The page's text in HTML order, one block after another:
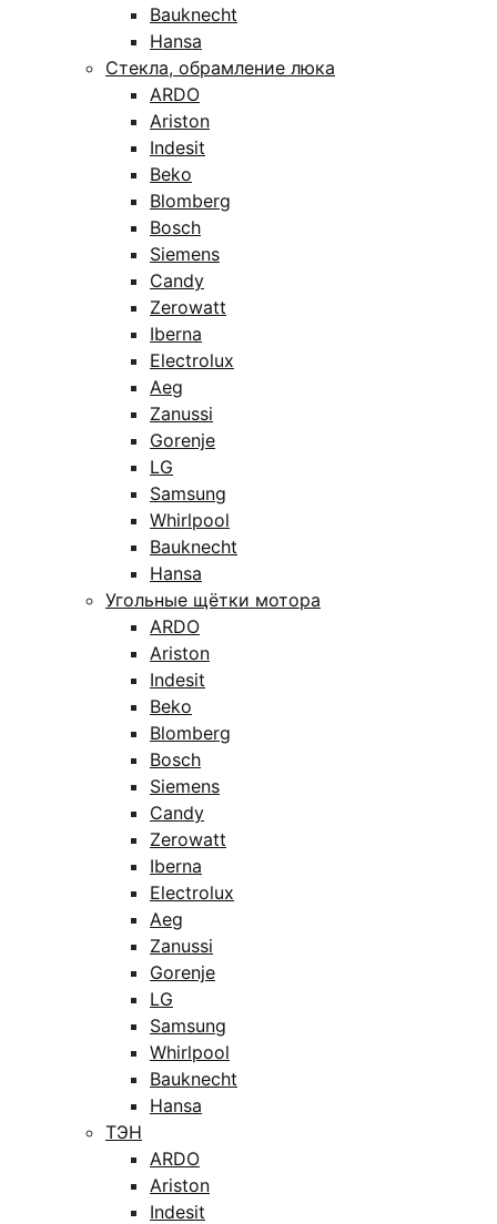
Bauknecht
Hansa
Стекла, обрамление люка
ARDO
Ariston
Indesit
Beko
Blomberg
Bosch
Siemens
Candy
Zerowatt
Iberna
Electrolux
Aeg
Zanussi
Gorenje
LG
Samsung
Whirlpool
Bauknecht
Hansa
Угольные щётки мотора
ARDO
Ariston
Indesit
Beko
Blomberg
Bosch
Siemens
Candy
Zerowatt
Iberna
Electrolux
Aeg
Zanussi
Gorenje
LG
Samsung
Whirlpool
Bauknecht
Hansa
ТЭН
ARDO
Ariston
Indesit